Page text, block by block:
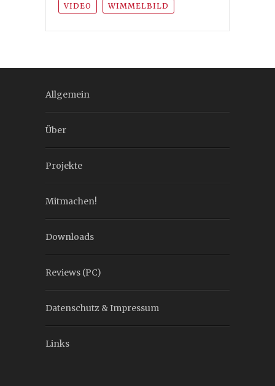
VIDEO WIMMELBILD
Allgemein
Über
Projekte
Mitmachen!
Downloads
Reviews (PC)
Datenschutz & Impressum
Links